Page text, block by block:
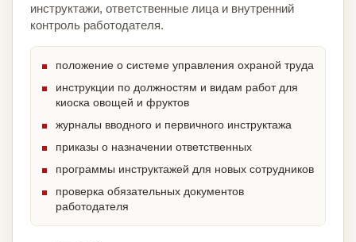
инструктажи, ответственные лица и внутренний
контроль работодателя.
положение о системе управления охраной труда
инструкции по должностям и видам работ для
киоска овощей и фруктов
журналы вводного и первичного инструктажа
приказы о назначении ответственных
программы инструктажей для новых сотрудников
проверка обязательных документов
работодателя